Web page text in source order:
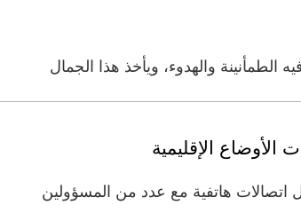
والهدوء، ويأخذ هذا الجمال
الإقليمية
اتصالات هاتفية مع عدد من المسؤولين